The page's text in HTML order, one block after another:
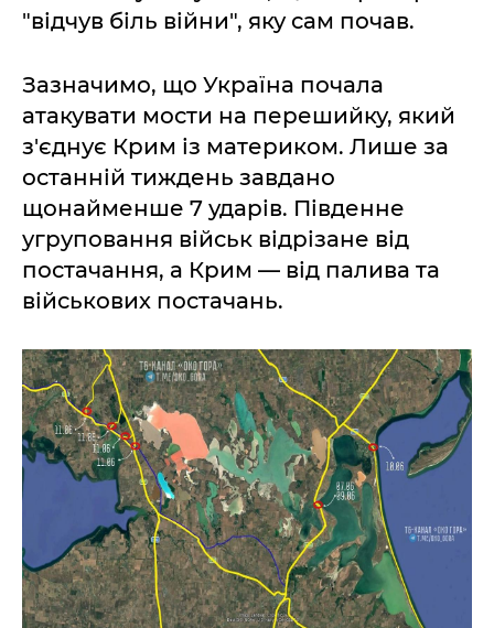
"відчув біль війни", яку сам почав.
Зазначимо, що Україна почала
атакувати мости на перешийку, який
з'єднує Крим із материком. Лише за
останній тиждень завдано
щонайменше 7 ударів. Південне
угруповання військ відрізане від
постачання, а Крим — від палива та
військових постачань.